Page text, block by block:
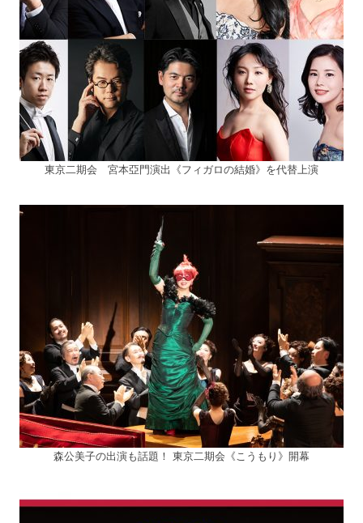
東京二期会 宮本亞門演出《フィガロの結婚》を代替上演
森公美子の出演も話題！ 東京二期会《こうもり》開幕